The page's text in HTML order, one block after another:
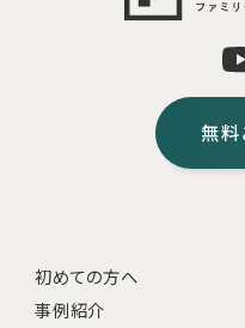
無料
初めての方へ
事例紹介